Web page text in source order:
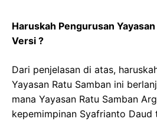
Haruskah Pengurusan
Versi ?
Dari penjelasan di atas,
Yayasan Ratu Samban ini
mana Yayasan Ratu Samban
kepemimpinan Syafrianto Daud